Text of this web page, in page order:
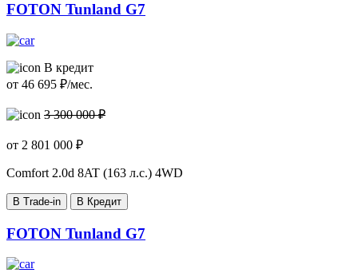
FOTON Tunland G7
В кредит
от 46 695 ₽/мес.
3 300 000 ₽
от 2 801 000 ₽
Comfort 2.0d 8AT (163 л.с.) 4WD
В Trade-in В Кредит
FOTON Tunland G7